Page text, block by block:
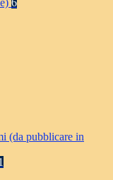
6
(da pubblicare in